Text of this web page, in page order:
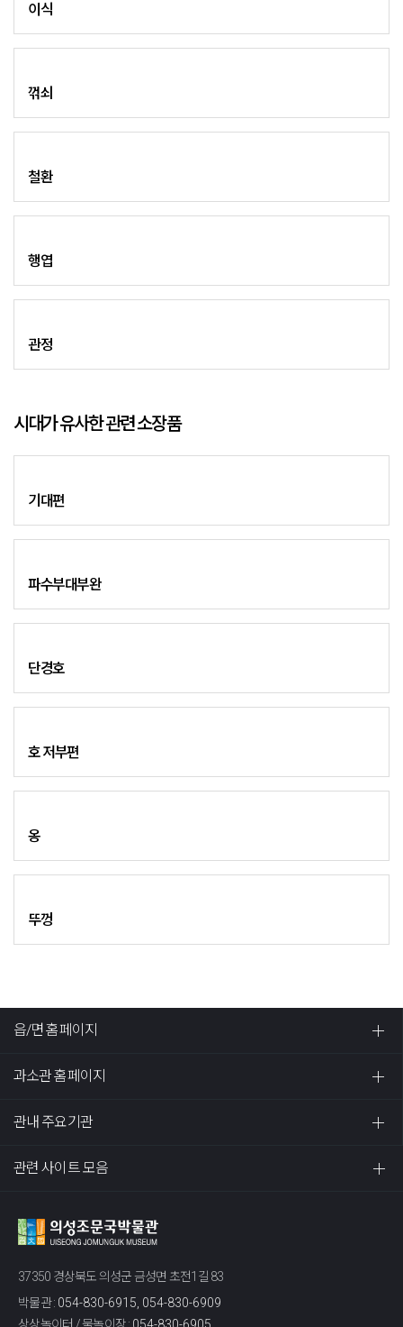
이식
꺾쇠
철환
행엽
관정
시대가 유사한 관련 소장품
기대편
파수부대부완
단경호
호 저부편
옹
뚜껑
읍/면 홈페이지
과소관 홈페이지
관내 주요기관
관련 사이트 모음
37350 경상북도 의성군 금성면 초전1길 83
박물관 : 054-830-6915, 054-830-6909